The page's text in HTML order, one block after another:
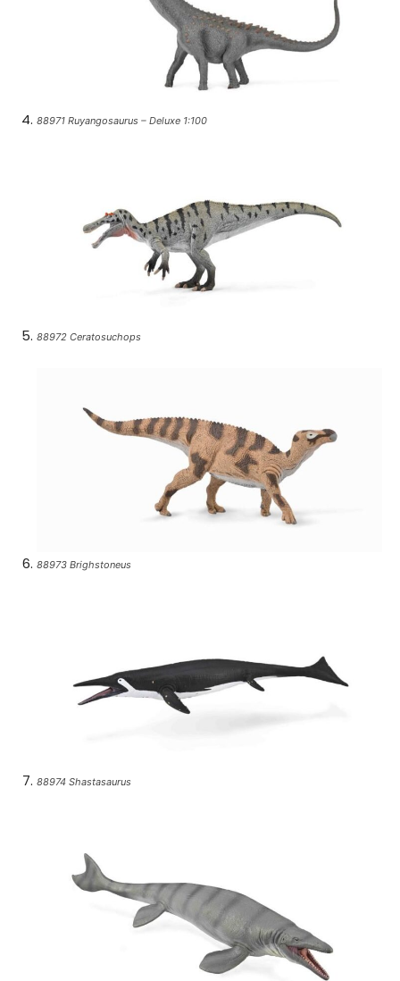
88971 Ruyangosaurus – Deluxe 1:100
88972 Ceratosuchops
88973 Brighstoneus
88974 Shastasaurus